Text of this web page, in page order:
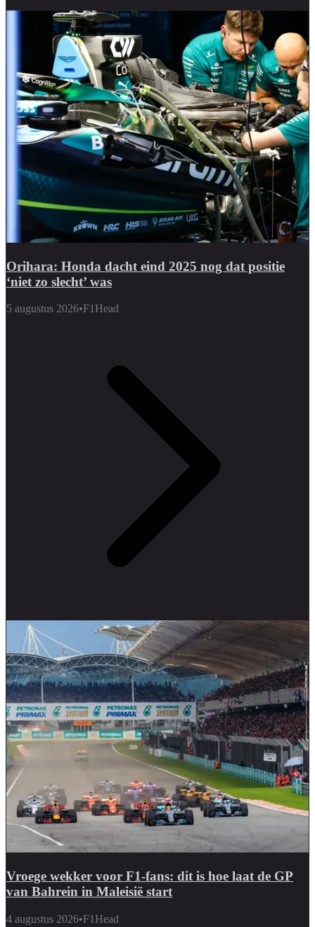
Orihara: Honda dacht eind 2025 nog dat positie
‘niet zo slecht’ was
5 augustus 2026•F1Head
Vroege wekker voor F1-fans: dit is hoe laat de GP
van Bahrein in Maleisië start
4 augustus 2026•F1Head